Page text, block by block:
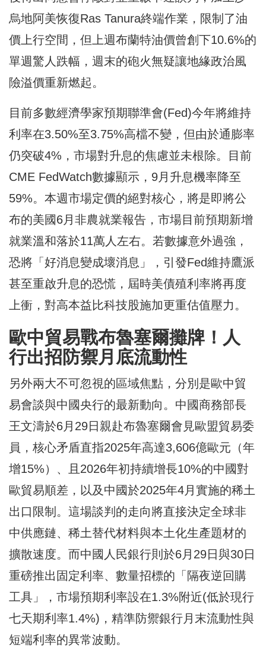
烏地阿美恢復Ras Tanura終端作業，限制了油
價上行空間，但上週布蘭特油價曾創下10.6%的
單週驚人跌幅，週末的砲火無疑讓地緣政治風
險溢價重新燃起。
目前多數經濟學家預期聯準會(Fed)今年將維持
利率在3.50%至3.75%高檔不變，但由於通膨率
仍突破4%，市場對升息的焦慮並未根除。目前
CME FedWatch數據顯示，9月升息機率降至
59%。本週市場定價的絕對核心，將是即將公
布的美國6月非農就業報告，市場目前預期新增
就業溫和落於11萬人左右。若數據意外過強，
恐將「好消息變成壞消息」，引發Fed維持鷹派
甚至重啟升息的恐慌，屆時美債殖利率將再度
上衝，對高本益比科技股施加更重估值壓力。
歐中貿易戰布魯塞爾攤牌！人
行出招防禦月底流動性
另外兩大不可忽視的區域焦點，分別是歐中貿
易會談與中國央行的最新動向。中國商務部長
王文濤於6月29日親赴布魯塞爾會見歐盟貿易委
員，核心矛盾直指2025年高達3,606億歐元（年
增15%）、且2026年初持續增長10%的中國對
歐貿易順差，以及中國於2025年4月實施的稀土
出口限制。這場談判的走向將直接決定全球非
中供應鏈、稀土替代材料與本土化生產題材的
擴散速度。而中國人民銀行則於6月29日與30日
重磅推出固定利率、數量招標的「隔夜逆回購
工具」，市場預期利率設在1.3%附近(低於現行
七天期利率1.4%)，精準防禦銀行月末流動性與
短端利率的異常波動。